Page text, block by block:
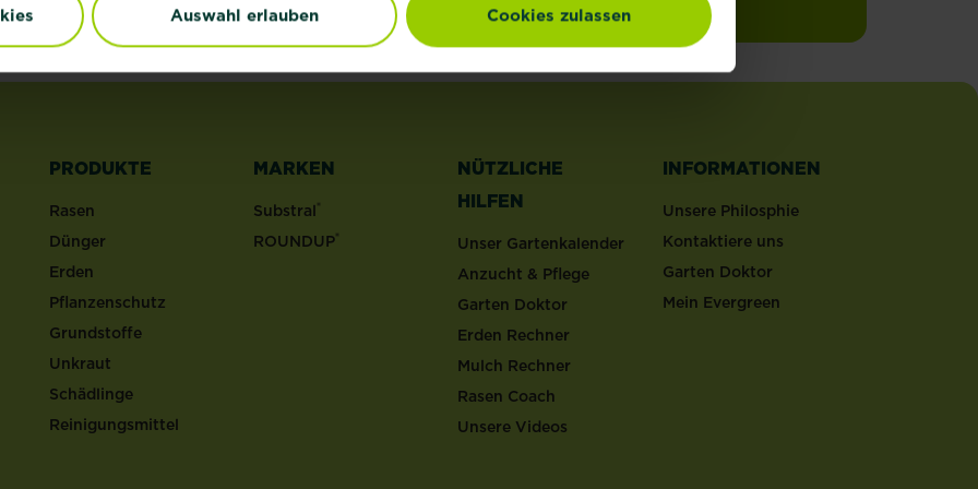
Auswahl erlauben Cookies zulassen
PRODUKTE
Rasen
Dünger
Erden
Pflanzenschutz
Grundstoffe
Unkraut
Schädlinge
Reinigungsmittel
MARKEN
Substral®
ROUNDUP®
NÜTZLICHE
HILFEN
Unser Gartenkalender
Anzucht & Pflege
Garten Doktor
Erden Rechner
Mulch Rechner
Rasen Coach
Unsere Videos
INFORMATIONEN
Unsere Philosphie
Kontaktiere uns
Garten Doktor
Mein Evergreen